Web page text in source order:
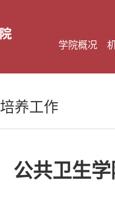
学院概况
培养工作
公共卫生